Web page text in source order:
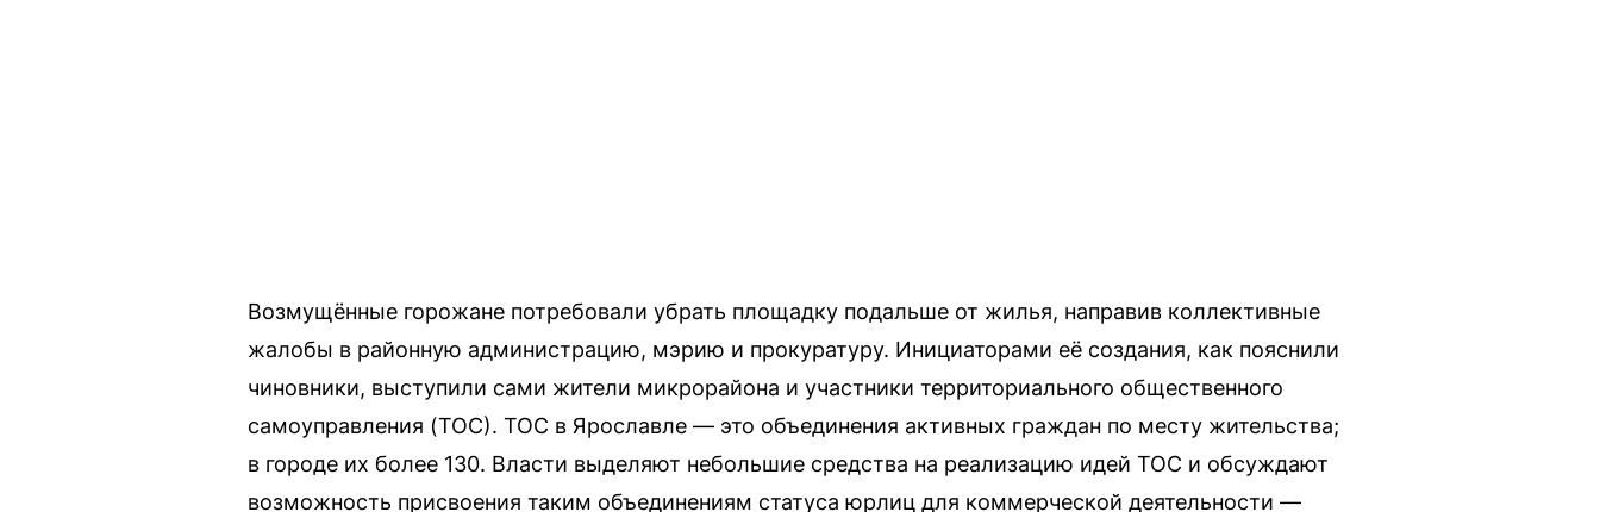
Возмущённые горожане потребовали убрать площадку подальше от жилья, направив коллективные
жалобы в районную администрацию, мэрию и прокуратуру. Инициаторами её создания, как пояснили
чиновники, выступили сами жители микрорайона и участники территориального общественного
самоуправления (ТОС). ТОС в Ярославле — это объединения активных граждан по месту жительства;
в городе их более 130. Власти выделяют небольшие средства на реализацию идей ТОС и обсуждают
возможность присвоения таким объединениям статуса юрлиц для коммерческой деятельности —